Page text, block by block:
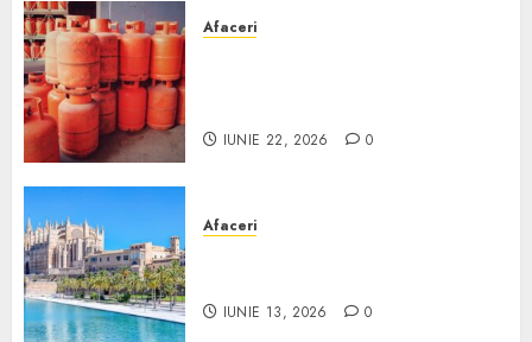
Afaceri
IUNIE 22, 2026 0
Afaceri
IUNIE 13, 2026 0